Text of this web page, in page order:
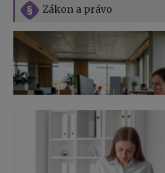
Zákon a právo
Jak na podnikání při rodičovské
Přehledy pro OSSZ a zdravotní
v roce 2026